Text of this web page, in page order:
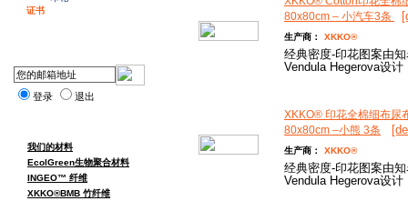
证书
登录 退出
我们的材料
EcolGreen生物聚合材料
INGEO™ 纤维
XKKO®BMB 竹纤维
80x80cm – 小汽车3条
生产商： XKKO®
经典密度-印花图案由
Vendula Hegerova设计
XKKO® 印花全棉细布尿
80x80cm –小熊 3条
生产商： XKKO®
经典密度-印花图案由
Vendula Hegerova设计